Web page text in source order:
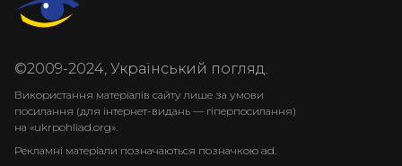
©2009-2024, Український погляд.
Використання матеріалів сайту лише за умови
посилання (для інтернет-видань — гіперпосилання)
на «ukrpohliad.org».
Рекламні матеріали позначаються позначкою ad.